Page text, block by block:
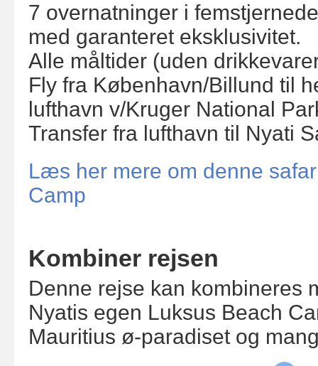
7 overnatninger i
med garanteret eksklusivitet.
Alle måltider (uden
Fly fra København/Billund til
lufthavn v/Kruger National
Transfer fra lufthavn til Nyati
Læs her mere om denne
Camp
Kombiner rejsen
Denne rejse kan kombineres
Nyatis egen Luksus Beach
Mauritius ø-paradiset og